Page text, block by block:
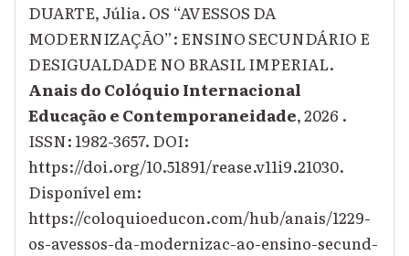
DUARTE, Júlia. OS “AVESSOS DA
MODERNIZAÇÃO”: ENSINO SECUNDÁRIO E
DESIGUALDADE NO BRASIL IMPERIAL.
Anais do Colóquio Internacional
Educação e Contemporaneidade, 2026 .
ISSN: 1982-3657. DOI:
https://doi.org/10.51891/rease.v11i9.21030.
Disponível em:
https://coloquioeducon.com/hub/anais/1229-
os-avessos-da-modernizac-ao-ensino-secund-